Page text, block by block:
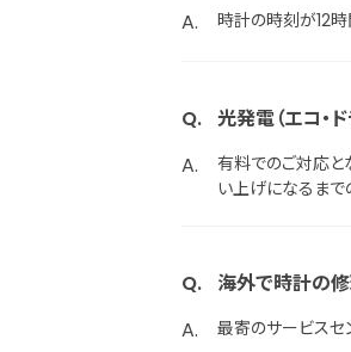
時計の時刻が12時
光発電（エコ・
有料でのご対応と
い上げになるまで
海外で時計の修
最寄のサービスセ